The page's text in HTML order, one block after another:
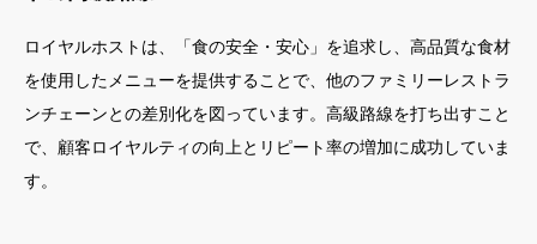
ロイヤルホストは、「食の安全・安心」を追求し、高品質な食材
を使用したメニューを提供することで、他のファミリーレストラ
ンチェーンとの差別化を図っています。高級路線を打ち出すこと
で、顧客ロイヤルティの向上とリピート率の増加に成功していま
す。